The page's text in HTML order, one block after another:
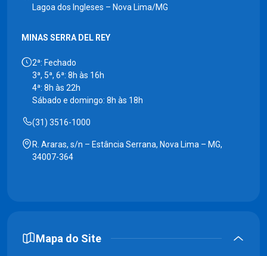
Lagoa dos Ingleses – Nova Lima/MG
MINAS SERRA DEL REY
2ª: Fechado
3ª, 5ª, 6ª: 8h às 16h
4ª: 8h às 22h
Sábado e domingo: 8h às 18h
(31) 3516-1000
R. Araras, s/n – Estância Serrana, Nova Lima – MG,
34007-364
Mapa do Site